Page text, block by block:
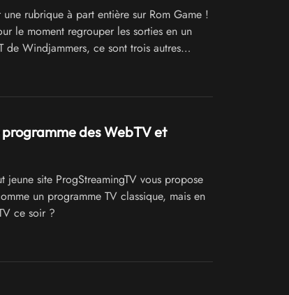
rubrique à part entière sur Rom Game !
le moment regrouper les sorties en un
Windjammers, ce sont trois autres
version synthé, Castlevania Rondo of
des WebTV et
site ProgStreamingTV vous propose
un programme TV classique, mais en
ce soir ?